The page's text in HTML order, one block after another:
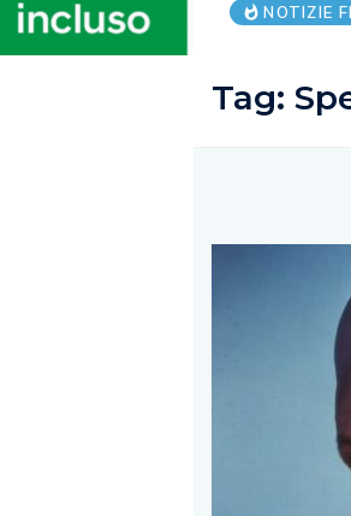
NOTIZIE
Tag: